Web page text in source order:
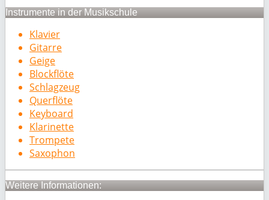
Instrumente in der Musikschule
Klavier
Gitarre
Geige
Blockflöte
Schlagzeug
Querflöte
Keyboard
Klarinette
Trompete
Saxophon
Weitere Informationen: